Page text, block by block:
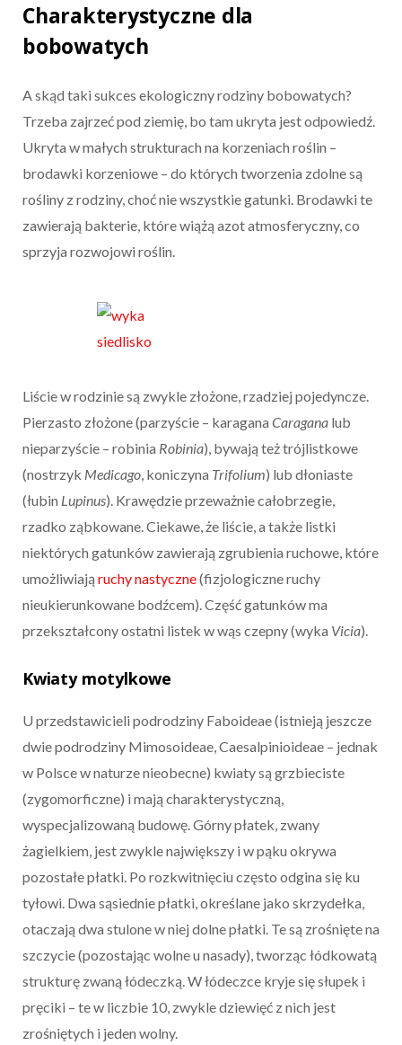
Charakterystyczne dla
bobowatych
A skąd taki sukces ekologiczny rodziny bobowatych?
Trzeba zajrzeć pod ziemię, bo tam ukryta jest odpowiedź.
Ukryta w małych strukturach na korzeniach roślin –
brodawki korzeniowe – do których tworzenia zdolne są
rośliny z rodziny, choć nie wszystkie gatunki. Brodawki te
zawierają bakterie, które wiążą azot atmosferyczny, co
sprzyja rozwojowi roślin.
Liście w rodzinie są zwykle złożone, rzadziej pojedyncze.
Pierzasto złożone (parzyście – karagana Caragana lub
nieparzyście – robinia Robinia), bywają też trójlistkowe
(nostrzyk Medicago, koniczyna Trifolium) lub dłoniaste
(łubin Lupinus). Krawędzie przeważnie całobrzegie,
rzadko ząbkowane. Ciekawe, że liście, a także listki
niektórych gatunków zawierają zgrubienia ruchowe, które
umożliwiają ruchy nastyczne(fizjologiczne ruchy
nieukierunkowane bodźcem). Część gatunków ma
przekształcony ostatni listek w wąs czepny (wyka Vicia).
Kwiaty motylkowe
U przedstawicieli podrodziny Faboideae (istnieją jeszcze
dwie podrodziny Mimosoideae, Caesalpinioideae – jednak
w Polsce w naturze nieobecne) kwiaty są grzbieciste
(zygomorficzne) i mają charakterystyczną,
wyspecjalizowaną budowę. Górny płatek, zwany
żagielkiem, jest zwykle największy i w pąku okrywa
pozostałe płatki. Po rozkwitnięciu często odgina się ku
tyłowi. Dwa sąsiednie płatki, określane jako skrzydełka,
otaczają dwa stulone w niej dolne płatki. Te są zrośnięte na
szczycie (pozostając wolne u nasady), tworząc łódkowatą
strukturę zwaną łódeczką. W łódeczce kryje się słupek i
pręciki – te w liczbie 10, zwykle dziewięć z nich jest
zrośniętych i jeden wolny.